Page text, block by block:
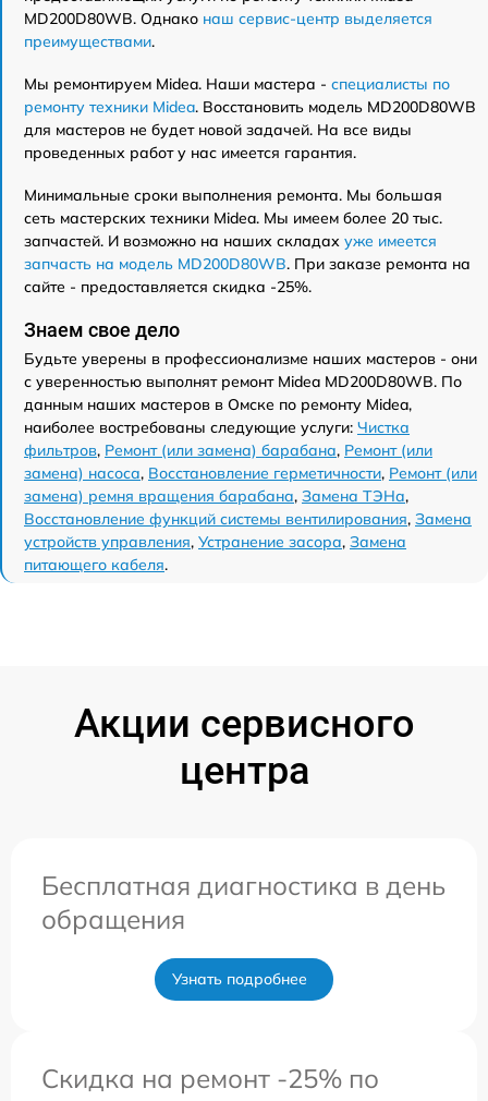
MD200D80WB. Однако наш сервис-центр выделяется
преимуществами.
Мы ремонтируем Midea. Наши мастера - специалисты по
ремонту техники Midea. Восстановить модель MD200D80WB
для мастеров не будет новой задачей. На все виды
проведенных работ у нас имеется гарантия.
Минимальные сроки выполнения ремонта. Мы большая
сеть мастерских техники Midea. Мы имеем более 20 тыс.
запчастей. И возможно на наших складах уже имеется
запчасть на модель MD200D80WB. При заказе ремонта на
сайте - предоставляется скидка -25%.
Знаем свое дело
Будьте уверены в профессионализме наших мастеров - они
с уверенностью выполнят ремонт Midea MD200D80WB. По
данным наших мастеров в Омске по ремонту Midea,
наиболее востребованы следующие услуги: Чистка
фильтров, Ремонт (или замена) барабана, Ремонт (или
замена) насоса, Восстановление герметичности, Ремонт (или
замена) ремня вращения барабана, Замена ТЭНа,
Восстановление функций системы вентилирования, Замена
устройств управления, Устранение засора, Замена
питающего кабеля.
Акции сервисного
центра
Бесплатная диагностика в день
обращения
Узнать подробнее
Скидка на ремонт -25% по